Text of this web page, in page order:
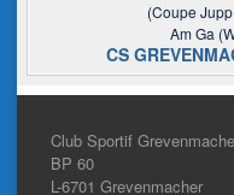
(Coupe
Am Ga
CS
Club Sportif
BP 60
L-6701 Grevenmacher